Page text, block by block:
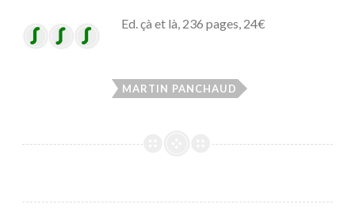
Ed. çà et là, 236 pages, 24€
MARTIN PANCHAUD